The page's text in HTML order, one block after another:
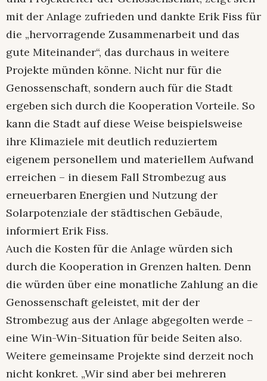
mit der Anlage zufrieden und dankte Erik Fiss für
die „hervorragende Zusammenarbeit und das
gute Miteinander“, das durchaus in weitere
Projekte münden könne. Nicht nur für die
Genossenschaft, sondern auch für die Stadt
ergeben sich durch die Kooperation Vorteile. So
kann die Stadt auf diese Weise beispielsweise
ihre Klimaziele mit deutlich reduziertem
eigenem personellem und materiellem Aufwand
erreichen – in diesem Fall Strombezug aus
erneuerbaren Energien und Nutzung der
Solarpotenziale der städtischen Gebäude,
informiert Erik Fiss.
Auch die Kosten für die Anlage würden sich
durch die Kooperation in Grenzen halten. Denn
die würden über eine monatliche Zahlung an die
Genossenschaft geleistet, mit der der
Strombezug aus der Anlage abgegolten werde –
eine Win-Win-Situation für beide Seiten also.
Weitere gemeinsame Projekte sind derzeit noch
nicht konkret. „Wir sind aber bei mehreren